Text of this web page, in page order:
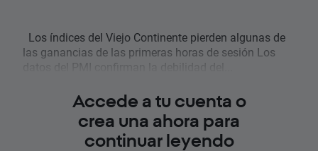
Los índices del Viejo Continente pierden algunas de
las ganancias de las primeras horas de sesión Los
datos del PMI confirman la debilidad del...
Accede a tu cuenta o
crea una ahora para
continuar leyendo